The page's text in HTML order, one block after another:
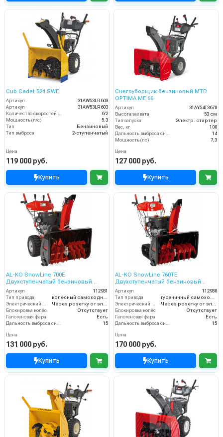
Cub Cadet 524 SWE
Артикул
31AW53LR603
Артикул
31AW53LR603
6/2
Мощность (л/с)
5.3
Тип
Бензиновый
Тип выброса
2-ступенчатый
Цена
119 000 руб.
Купить
Снегоуборщик бензиновый MTD
OPTIMA ME 66
Артикул
31AY54T3678
Высота захвата
53 см
Тип запуска
Электр. стартер
Вес, кг
100
14
Мощность (лс)
7,3
Цена
127 000 руб.
Купить
AL-KO SnowLine 700E
Двухступенчатый бензиновый
снегоуборщик
Артикул
112931
Тип привода
Блокировка колёс
Отсутствует
Галогеновая фара
Есть
15
Цена
131 000 руб.
Купить
AL-KO SnowLine 760TE
Двухступенчатый бензиновый
снегоуборщик
Артикул
112930
Тип привода
Блокировка колёс
Отсутствует
Галогеновая фара
Есть
15
Цена
170 000 руб.
Купить